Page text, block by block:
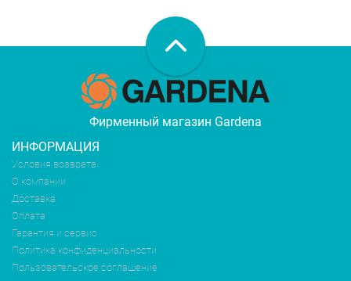
Фирменный магазин Gardena
ИНФОРМАЦИЯ
Условия возврата
О компании
Доставка
Оплата
Гарантия и сервис
Политика конфиденциальности
Пользовательское соглашение